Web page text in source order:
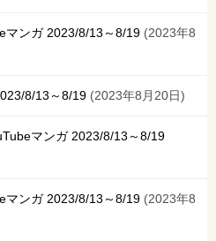
マンガ 2023/8/13～8/19
2023年8
8/13～8/19 2023年8月20日
マンガ 2023/8/13～8/19
マンガ 2023/8/13～8/19
2023年8